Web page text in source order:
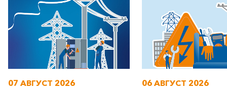
07 АВГУСТ 2026 06 АВГУСТ 2026